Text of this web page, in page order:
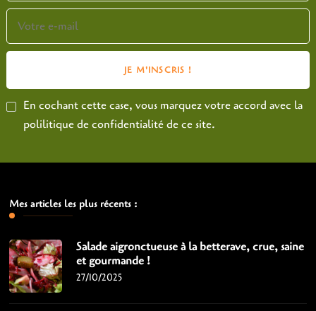
En cochant cette case, vous marquez votre accord avec la
polilitique de confidentialité de ce site.
Mes articles les plus récents :
Salade aigronctueuse à la betterave, crue, saine
et gourmande !
27/10/2025